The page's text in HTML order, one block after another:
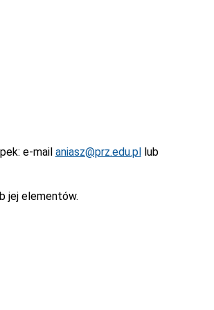
: e-mail aniasz@prz.edu.pllub
jej elementów.